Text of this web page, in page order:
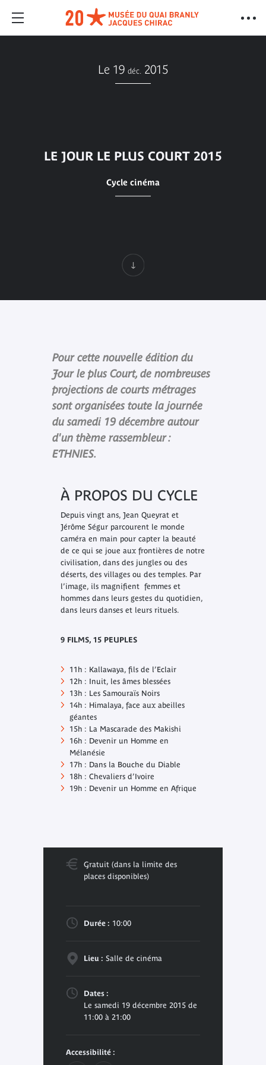
Le 19 déc. 2015
LE JOUR LE PLUS COURT 2015
Cycle cinéma
Pour cette nouvelle édition du
Jour le plus Court, de nombreuses
projections de courts métrages
sont organisées toute la journée
du samedi 19 décembre autour
d'un thème rassembleur :
ETHNIES.
À PROPOS DU CYCLE
Depuis vingt ans, Jean Queyrat et
Jérôme Ségur parcourent le monde
caméra en main pour capter la beauté
de ce qui se joue aux frontières de notre
civilisation, dans des jungles ou des
déserts, des villages ou des temples. Par
l’image, ils magnifient femmes et
hommes dans leurs gestes du quotidien,
dans leurs danses et leurs rituels.
9 FILMS, 15 PEUPLES
11h : Kallawaya, fils de l’Eclair
12h : Inuit, les âmes blessées
13h : Les Samouraïs Noirs
14h : Himalaya, face aux abeilles
géantes
15h : La Mascarade des Makishi
16h : Devenir un Homme en
Mélanésie
17h : Dans la Bouche du Diable
18h : Chevaliers d’Ivoire
19h : Devenir un Homme en Afrique
Gratuit (dans la limite des
places disponibles)
Durée : 10:00
Lieu : Salle de cinéma
Dates :
Le samedi 19 décembre 2015 de
11:00 à 21:00
Accessibilité :